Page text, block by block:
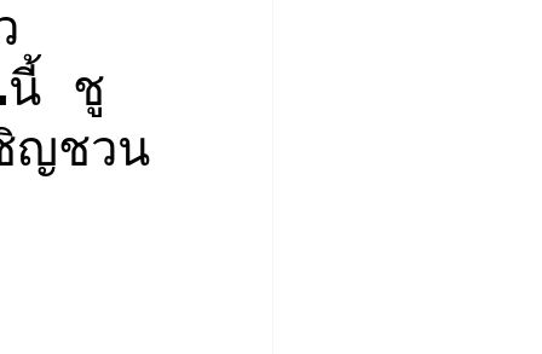
.นี้ ชู
ญชวน